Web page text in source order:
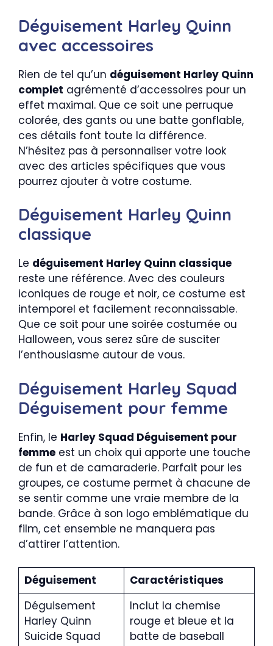
Déguisement Harley Quinn
avec accessoires
Rien de tel qu’un déguisement Harley Quinn
complet agrémenté d’accessoires pour un
effet maximal. Que ce soit une perruque
colorée, des gants ou une batte gonflable,
ces détails font toute la différence.
N’hésitez pas à personnaliser votre look
avec des articles spécifiques que vous
pourrez ajouter à votre costume.
Déguisement Harley Quinn
classique
Le déguisement Harley Quinn classique
reste une référence. Avec des couleurs
iconiques de rouge et noir, ce costume est
intemporel et facilement reconnaissable.
Que ce soit pour une soirée costumée ou
Halloween, vous serez sûre de susciter
l’enthousiasme autour de vous.
Déguisement Harley Squad
Déguisement pour femme
Enfin, le Harley Squad Déguisement pour
femme est un choix qui apporte une touche
de fun et de camaraderie. Parfait pour les
groupes, ce costume permet à chacune de
se sentir comme une vraie membre de la
bande. Grâce à son logo emblématique du
film, cet ensemble ne manquera pas
d’attirer l’attention.
Déguisement
Caractéristiques
Déguisement
Harley Quinn
Suicide Squad
Inclut la chemise
rouge et bleue et la
batte de baseball